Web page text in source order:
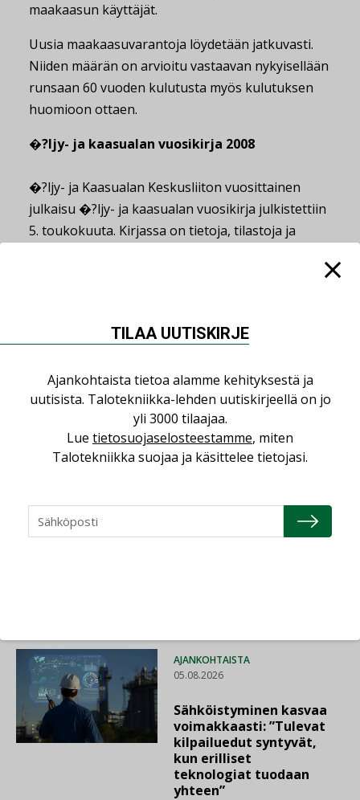
maakaasun käyttäjät.
Uusia maakaasuvarantoja löydetään jatkuvasti.
Niiden määrän on arvioitu vastaavan nykyisellään
runsaan 60 vuoden kulutusta myös kulutuksen
huomioon ottaen.
�?ljy- ja kaasualan vuosikirja 2008
�?ljy- ja Kaasualan Keskusliiton vuosittainen
julkaisu �?ljy- ja kaasualan vuosikirja julkistettiin
5. toukokuuta. Kirjassa on tietoja, tilastoja ja
Lue lisää Katso kaikki
LEHDEN ARTIKKELIT
AJANKOHTAISTA
05.08.2026
Sähköistyminen kasvaa
voimakkaasti: ”Tulevat
kilpailuedut syntyvät,
kun erilliset
teknologiat tuodaan
yhteen”
TILAA UUTISKIRJE
Ajankohtaista tietoa alamme kehityksestä ja
uutisista. Talotekniikka-lehden uutiskirjeellä on jo
yli 3000 tilaajaa.
Lue tietosuojaselosteestamme, miten
Talotekniikka suojaa ja käsittelee tietojasi.